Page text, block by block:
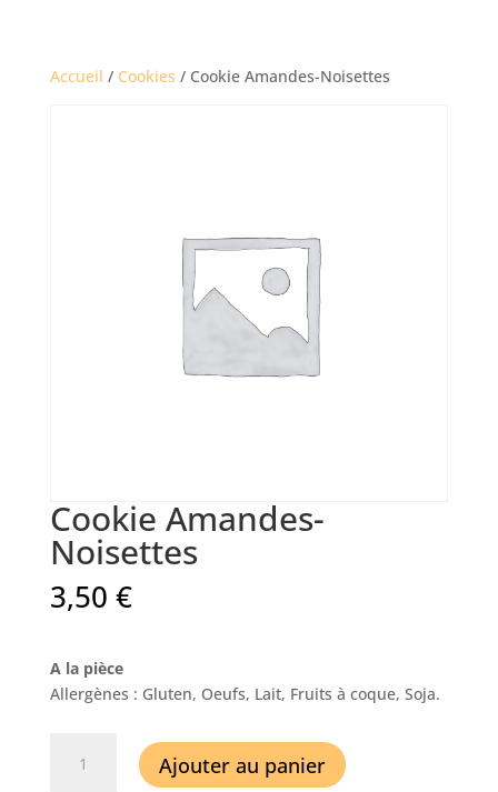
Accueil / Cookies / Cookie Amandes-Noisettes
Cookie Amandes-
Noisettes
3,50 €
A la pièce
Allergènes : Gluten, Oeufs, Lait, Fruits à coque, Soja.
Ajouter au panier